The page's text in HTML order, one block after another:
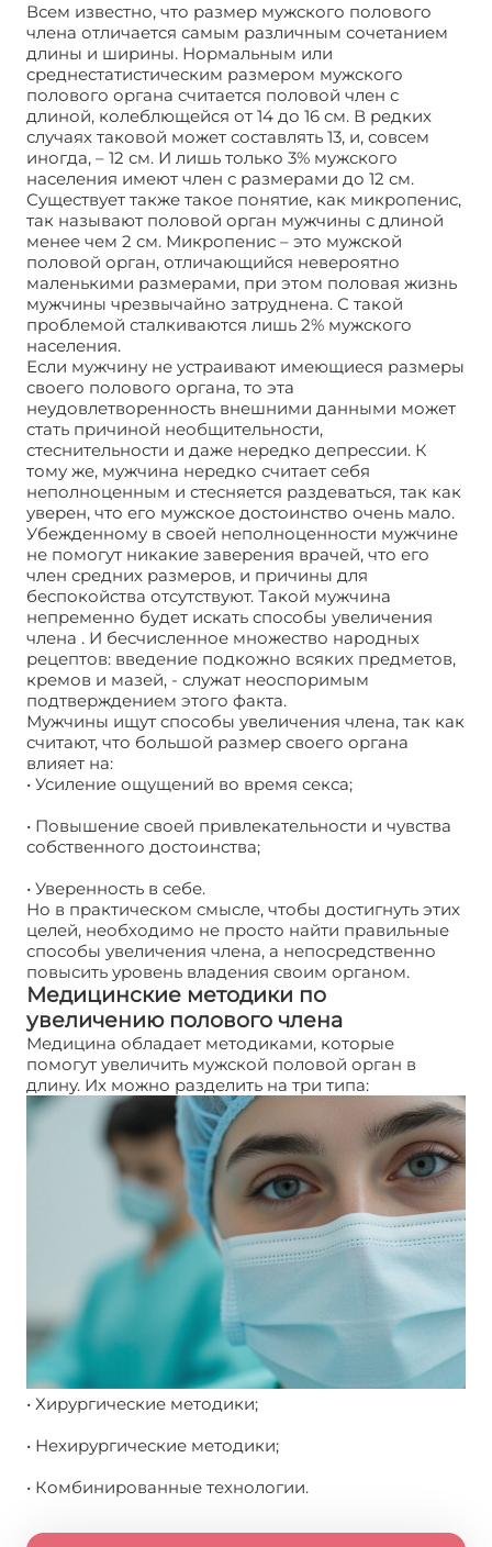
Всем известно, что размер мужского полового
члена отличается самым различным сочетанием
длины и ширины. Нормальным или
среднестатистическим размером мужского
полового органа считается половой член с
длиной, колеблющейся от 14 до 16 см. В редких
случаях таковой может составлять 13, и, совсем
иногда, – 12 см. И лишь только 3% мужского
населения имеют член с размерами до 12 см.
Существует также такое понятие, как микропенис,
так называют половой орган мужчины с длиной
менее чем 2 см. Микропенис – это мужской
половой орган, отличающийся невероятно
маленькими размерами, при этом половая жизнь
мужчины чрезвычайно затруднена. С такой
проблемой сталкиваются лишь 2% мужского
населения.
Если мужчину не устраивают имеющиеся размеры
своего полового органа, то эта
неудовлетворенность внешними данными может
стать причиной необщительности,
стеснительности и даже нередко депрессии. К
тому же, мужчина нередко считает себя
неполноценным и стесняется раздеваться, так как
уверен, что его мужское достоинство очень мало.
Убежденному в своей неполноценности мужчине
не помогут никакие заверения врачей, что его
член средних размеров, и причины для
беспокойства отсутствуют. Такой мужчина
непременно будет искать способы увеличения
члена . И бесчисленное множество народных
рецептов: введение подкожно всяких предметов,
кремов и мазей, - служат неоспоримым
подтверждением этого факта.
Мужчины ищут способы увеличения члена, так как
считают, что большой размер своего органа
влияет на:
• Усиление ощущений во время секса;
• Повышение своей привлекательности и чувства
собственного достоинства;
• Уверенность в себе.
Но в практическом смысле, чтобы достигнуть этих
целей, необходимо не просто найти правильные
способы увеличения члена, а непосредственно
повысить уровень владения своим органом.
Медицинские методики по
увеличению полового члена
Медицина обладает методиками, которые
помогут увеличить мужской половой орган в
длину. Их можно разделить на три типа:
• Хирургические методики;
• Нехирургические методики;
• Комбинированные технологии.